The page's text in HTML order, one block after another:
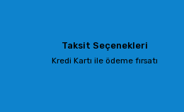
pahalı.
Taksit Seçenekleri
Kredi Kartı ile ödeme fırsatı